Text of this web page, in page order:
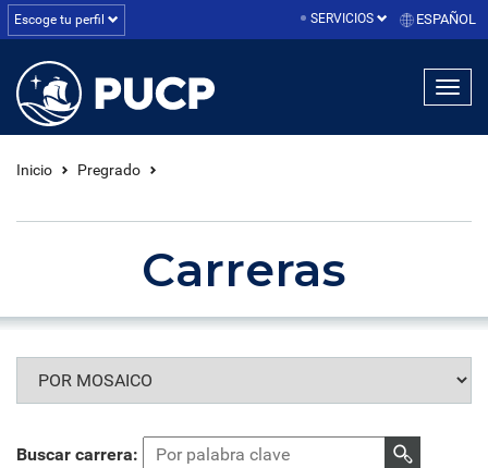
Escoge tu perfil SERVICIOS ESPAÑOL
Inicio Pregrado
Carreras
Buscar carrera: